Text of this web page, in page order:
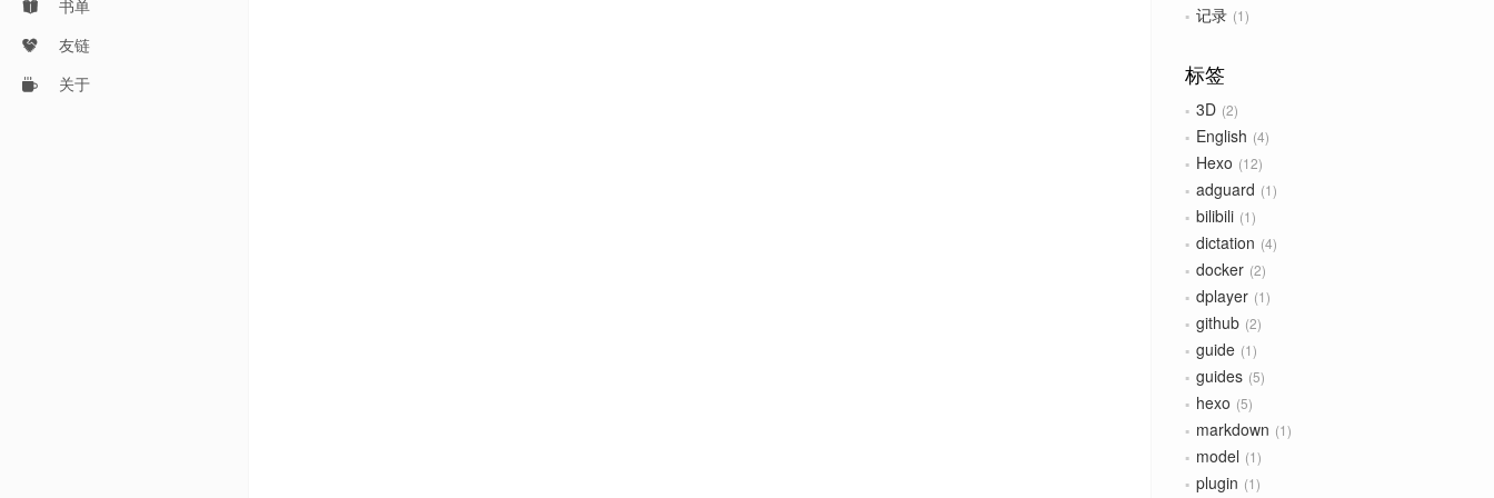
书单
友链
关于
记录 1
标签
3D 2
English 4
Hexo 12
adguard 1
bilibili 1
dictation 4
docker 2
dplayer 1
github 2
guide 1
guides 5
hexo 5
markdown 1
model 1
plugin 1